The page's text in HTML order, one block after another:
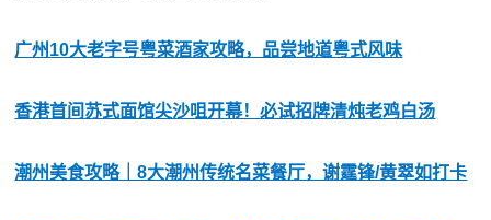
广州10大老字号粤菜酒家攻略，品尝地道粤式风味
香港首间苏式面馆尖沙咀开幕！必试招牌清炖老鸡白汤
潮州美食攻略｜8大潮州传统名菜餐厅，谢霆锋/黄翠如打卡